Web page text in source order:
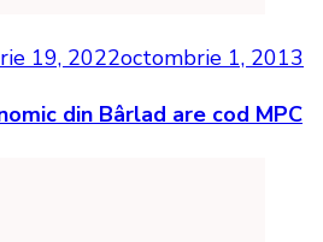
19, 2022octombrie 1, 2013
din Bârlad are cod MPC